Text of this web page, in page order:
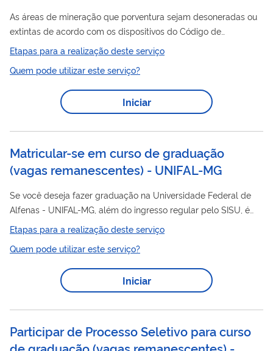
As áreas de mineração que porventura sejam desoneradas ou
extintas de acordo com os dispositivos do Código de
Mineração são ofertadas a qualquer interessado em um
procedimento denominado "Disponibilidade", que objetiva
conferir aos interessados o direito de prioridade sobre áreas
para o requerimento de outorga do Título Minerário. Este
processo de disponibilidade ocorre periodicamente por meio
ofertasimultaneamente diversas áreas...
Etapas para a realização deste serviço
Quem pode utilizar este serviço?
Iniciar
Matricular-se em curso de graduação
(vagas remanescentes) - UNIFAL-MG
Se você deseja fazer graduação na Universidade Federal de
Alfenas - UNIFAL-MG, além do ingresso regular pelo SISU, é
possível ingressar em nossos cursos participando de
condições: Obtenção de novo título - Deve ter concluído pelo
um curso de graduação. Transferência externa - Deve estar
cursando graduação. Remanejamento interno entre cursos
UNIFAL-MG. Aproveitamento da lista...
Etapas para a realização deste serviço
Quem pode utilizar este serviço?
Iniciar
Participar de Processo Seletivo para curso